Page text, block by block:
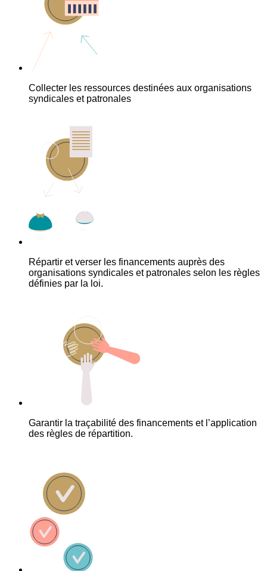
Collecter les ressources destinées aux organisations
syndicales et patronales
Répartir et verser les financements auprès des
organisations syndicales et patronales selon les règles
définies par la loi.
Garantir la traçabilité des financements et l’application
des règles de répartition.